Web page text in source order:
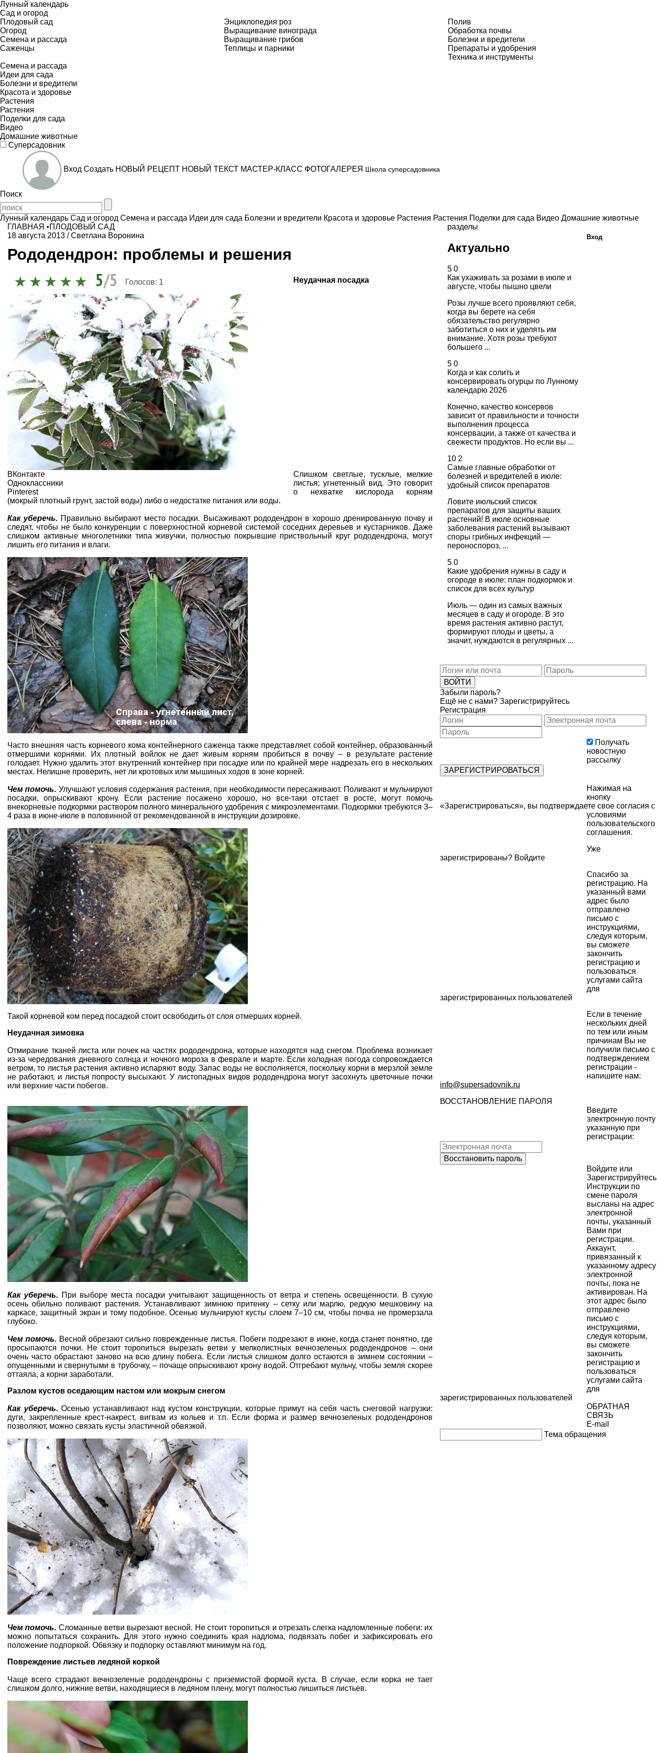
Лунный календарь
Сад и огород
Плодовый сад
Огород
Семена и рассада
Саженцы
Энциклопедия роз
Выращивание винограда
Выращивание грибов
Теплицы и парники
Полив
Обработка почвы
Болезни и вредители
Препараты и удобрения
Техника и инструменты
Семена и рассада
Идеи для сада
Болезни и вредители
Красота и здоровье
Растения
Растения
Поделки для сада
Видео
Домашние животные
Суперсадовник
Вход Создать НОВЫЙ РЕЦЕПТ НОВЫЙ ТЕКСТ МАСТЕР-КЛАСС ФОТОГАЛЕРЕЯ Школа суперсадовника
Поиск
Лунный календарь Сад и огород Семена и рассада Идеи для сада Болезни и вредители Красота и здоровье Растения Растения Поделки для сада Видео Домашние животные
ГЛАВНАЯ •ПЛОДОВЫЙ САД
18 августа 2013 /Светлана Воронина
Рододендрон: проблемы и решения
5/5 Голосов: 1
ВКонтакте
Одноклассники
Pinterest
Неудачная посадка
Слишком светлые, тусклые, мелкие
листья; угнетенный вид. Это говорит
о нехватке кислорода корням
(мокрый плотный грунт, застой воды) либо о недостатке питания или воды.
Как уберечь. Правильно выбирают место посадки. Высаживают рододендрон в хорошо дренированную почвуи
следят, чтобы не было конкуренции с поверхностной корневой системой соседних деревьев и кустарников. Даже
слишком активные многолетники типа живучки, полностью покрывшие приствольный круг рододендрона, могут
лишить его питания и влаги.
Часто внешняя часть корневого кома контейнерного саженца также представляет собой контейнер, образованный
отмершими корнями. Их плотный войлок не дает живым корням пробиться в почву – в результате растение
голодает. Нужно удалить этот внутренний контейнер при посадке или по крайней мере надрезать его в нескольких
местах. Нелишне проверить, нет ли кротовых или мышиных ходов в зоне корней.
Чем помочь. Улучшают условия содержания растения, при необходимости пересаживают. Поливают и мульчируют
посадки, опрыскивают крону. Если растение посажено хорошо, но все-таки отстает в росте, могут помочь
внекорневые подкормки раствором полного минерального удобрения с микроэлементами. Подкормки требуются 3–
4 раза в июне-июле в половинной от рекомендованной в инструкции дозировке.
Такой корневой ком перед посадкой стоит освободить от слоя отмерших корней.
Неудачная зимовка
Отмирание тканей листа или почек на частях рододендрона, которые находятся над снегом. Проблема возникает
из-за чередования дневного солнца и ночного мороза в феврале и марте. Если холодная погода сопровождается
ветром, то листья растения активно испаряют воду. Запас воды не восполняется, поскольку корни в мерзлой земле
не работают, и листья попросту высыхают. У листопадных видов рододендрона могут засохнуть цветочные почки
или верхние части побегов.
Как уберечь. При выборе места посадки учитывают защищенность от ветра и степень освещенности. В сухую
осень обильно поливают растения. Устанавливают зимнюю притенку – сетку или марлю, редкую мешковину на
каркасе, защитный экран и тому подобное. Осенью мульчируют кусты слоем 7–10 см, чтобы почва не промерзала
глубоко.
Чем помочь. Весной обрезают сильно поврежденные листья. Побеги подрезают в июне, когда станет понятно, где
просыпаются почки. Не стоит торопиться вырезать ветви у мелколистных вечнозеленых рододендронов – они
очень часто обрастают заново на всю длину побега. Если листья слишком долго остаются в зимнем состоянии –
опущенными и свернутыми в трубочку, – почаще опрыскивают крону водой. Отгребают мульчу, чтобы земля скорее
оттаяла, а корни заработали.
Разлом кустов оседающим настом или мокрым снегом
Как уберечь.Осенью устанавливают над кустом конструкции, которые примут на себя часть снеговой нагрузки:
дуги, закрепленные крест-накрест, вигвам из кольев и т.п. Если форма и размер вечнозеленых рододендронов
позволяют, можно связать кусты эластичной обвязкой.
Чем помочь. Сломанные ветви вырезают весной. Не стоит торопиться и отрезать слегка надломленные побеги: их
можно попытаться сохранить. Для этого нужно соединить края надлома, подвязать побег и зафиксировать его
положение подпоркой. Обвязку и подпорку оставляют минимум на год.
Повреждение листьев ледяной коркой
Чаще всего страдают вечнозеленые рододендроны с приземистой формой куста. В случае, если корка не тает
слишком долго, нижние ветви, находящиеся в ледяном плену, могут полностью лишиться листьев.
разделы
Актуально
5 0
Как ухаживать за розами в июле и
августе, чтобы пышно цвели
Розы лучше всего проявляют себя,
когда вы берете на себя
обязательство регулярно
заботиться о них и уделять им
внимание. Хотя розы требуют
большего ...
5 0
Когда и как солить и
консервировать огурцы по Лунному
календарю 2026
Конечно, качество консервов
зависит от правильности и точности
выполнения процесса
консервации, а также от качества и
свежести продуктов. Но если вы ...
10 2
Самые главные обработки от
болезней и вредителей в июле:
удобный список препаратов
Ловите июльский список
препаратов для защиты ваших
растений! В июле основные
заболевания растений вызывают
споры грибных инфекций —
пероноспороз, ...
5 0
Какие удобрения нужны в саду и
огороде в июле: план подкормок и
список для всех культур
Июль — один из самых важных
месяцев в саду и огороде. В это
время растения активно растут,
формируют плоды и цветы, а
значит, нуждаются в регулярных ...
Вход
Забыли пароль?
Ещё не с нами? Зарегистрируйтесь
Регистрация
Получать
новостную
рассылку
Нажимая на
кнопку
«Зарегистрироваться», вы подтверждаете свое согласия с
условиями
пользовательского
соглашения.
Уже
зарегистрированы? Войдите
Спасибо за
регистрацию. На
указанный вами
адрес было
отправлено
письмо с
инструкциями,
следуя которым,
вы сможете
закончить
регистрацию и
пользоваться
услугами сайта
для
зарегистрированных пользователей
Если в течение
нескольких дней
по тем или иным
причинам Вы не
получили письмо с
подтверждением
регистрации -
напишите нам:
info@supersadovnik.ru
ВОССТАНОВЛЕНИЕ ПАРОЛЯ
Введите
электронную почту
указанную при
регистрации:
Войдите или
Зарегистрируйтесь
Инструкции по
смене пароля
высланы на адрес
электронной
почты, указанный
Вами при
регистрации.
Аккаунт,
привязанный к
указанному адресу
электронной
почты, пока не
активирован. На
этот адрес было
отправлено
письмо с
инструкциями,
следуя которым,
вы сможете
закончить
регистрацию и
пользоваться
услугами сайта
для
зарегистрированных пользователей
ОБРАТНАЯ
СВЯЗЬ
E-mail
Тема обращения